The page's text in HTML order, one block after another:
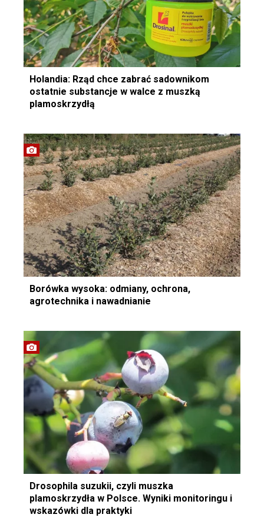
Holandia: Rząd chce zabrać sadownikom
ostatnie substancje w walce z muszką
plamoskrzydłą
Borówka wysoka: odmiany, ochrona,
Drosophila suzukii, czyli muszka
plamoskrzydła w Polsce. Wyniki monitoringu i
wskazówki dla praktyki